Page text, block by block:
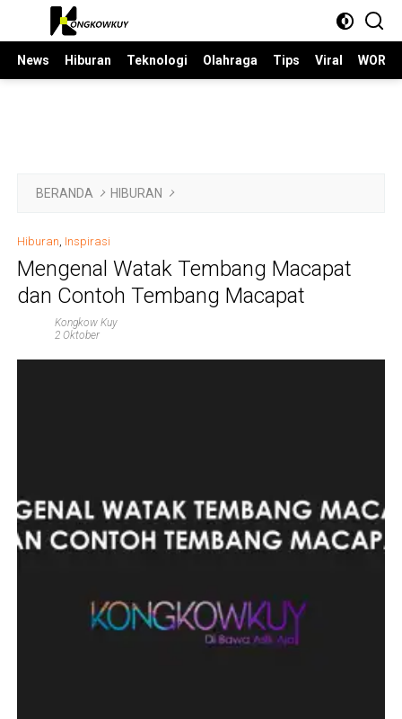
Langsung
News
Hiburan Teknologi Olahraga Tips Viral
BERANDA HIBURAN
Hiburan, Inspirasi
Mengenal Watak Tembang Macapat
dan Contoh Tembang Macapat
Kongkow Kuy
2 Oktober